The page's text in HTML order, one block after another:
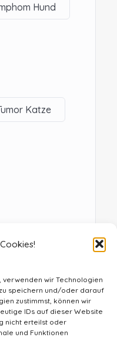
verwenden wir Technologien
speichern und/oder darauf
zustimmst, können wir
IDs auf dieser Website
nicht erteilst oder
und Funktionen
Hund
Katze